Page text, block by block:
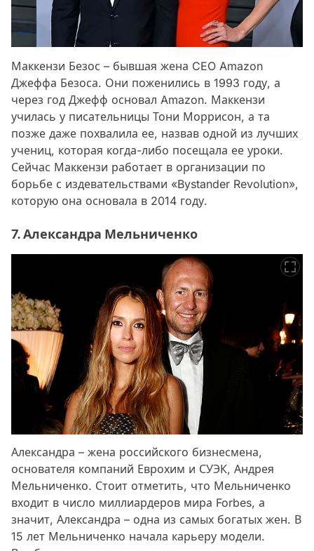
Маккензи Безос – бывшая жена CEO Amazon
Джеффа Безоса. Они поженились в 1993 году, а
через год Джефф основал Amazon. Маккензи
училась у писательницы Тони Моррисон, а та
позже даже похвалила ее, назвав одной из лучших
учениц, которая когда-либо посещала ее уроки.
Сейчас Маккензи работает в организации по
борьбе с издевательствами «Bystander Revolution»,
которую она основала в 2014 году.
7. Александра Мельниченко
Александра – жена российского бизнесмена,
основателя компаний Еврохим и СУЭК, Андрея
Мельниченко. Стоит отметить, что Мельниченко
входит в число миллиардеров мира Forbes, а
значит, Александра – одна из самых богатых жен. В
15 лет Мельниченко начала карьеру модели.